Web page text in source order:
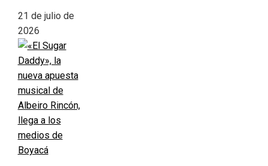
21 de julio de
2026